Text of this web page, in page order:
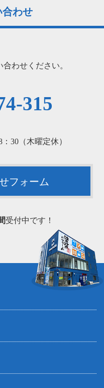
合わせ
わせください。
315
30（木曜定休）
フォーム
受付中です！